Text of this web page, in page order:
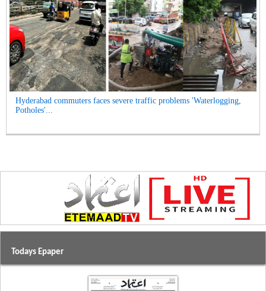
Hyderabad commuters faces severe traffic problems 'Waterlogging,
Potholes'...
Todays Epaper